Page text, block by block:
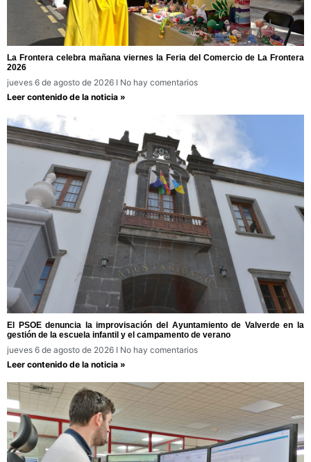
La Frontera celebra mañana viernes la Feria del Comercio de La Frontera
2026
jueves 6 de agosto de 2026
No hay comentarios
Leer contenido de la noticia »
El PSOE denuncia la improvisación del Ayuntamiento de Valverde en la
gestión de la escuela infantil y el campamento de verano
jueves 6 de agosto de 2026
No hay comentarios
Leer contenido de la noticia »